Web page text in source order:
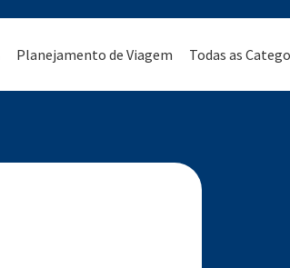
Planejamento de Viagem Todas as